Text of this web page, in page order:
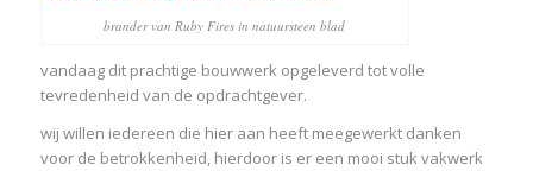
brander van Ruby Fires in natuursteen blad
vandaag dit prachtige bouwwerk opgeleverd tot volle
tevredenheid van de opdrachtgever.
wij willen iedereen die hier aan heeft meegewerkt danken
voor de betrokkenheid, hierdoor is er een mooi stuk vakwerk